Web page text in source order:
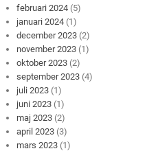
februari 2024 (5)
januari 2024 (1)
december 2023 (2)
november 2023 (1)
oktober 2023 (2)
september 2023 (4)
juli 2023 (1)
juni 2023 (1)
maj 2023 (2)
april 2023 (3)
mars 2023 (1)